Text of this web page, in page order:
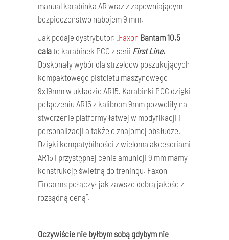
manual karabinka AR wraz z zapewniającym
bezpieczeństwo nabojem 9 mm.
Jak podaje dystrybutor: „Faxon Bantam 10,5
calato karabinek PCC z serii First Line.
Doskonały wybór dla strzelców poszukujących
kompaktowego pistoletu maszynowego
9x19mm w układzie AR15. Karabinki PCC dzięki
połączeniu AR15 z kalibrem 9mm pozwoliły na
stworzenie platformy łatwej w modyfikacji i
personalizacji a także o znajomej obsłudze.
Dzięki kompatybilności z wieloma akcesoriami
AR15 i przystępnej cenie amunicji 9 mm mamy
konstrukcję świetną do treningu. Faxon
Firearms połączył jak zawsze dobrą jakość z
rozsądną ceną”.
Oczywiście nie byłbym sobą gdybym nie